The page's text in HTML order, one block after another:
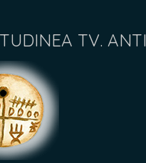
TV.